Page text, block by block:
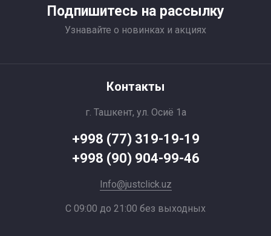
Подпишитесь на рассылку
Узнавайте о новинках и акциях
Контакты
г. Ташкент, ул. Осиё 1a
+998 (77) 319-19-19
+998 (90) 904-99-46
Info@justclick.uz
С 09:00 до 21:00 без выходных